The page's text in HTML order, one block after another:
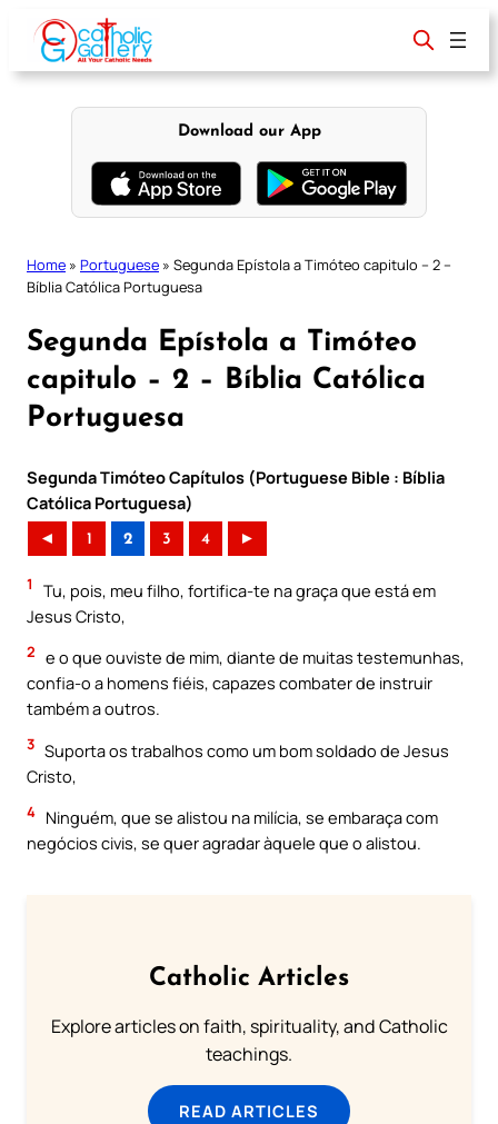
content
Download our App
Home » Portuguese » Segunda Epístola a Timóteo capitulo – 2 –
Bíblia Católica Portuguesa
Segunda Epístola a Timóteo
capitulo – 2 – Bíblia Católica
Portuguesa
Segunda Timóteo Capítulos (Portuguese Bible : Bíblia
Católica Portuguesa)
◄ 1 2 3 4 ►
1
Tu, pois, meu filho, fortifica-te na graça que está em
Jesus Cristo,
2 e o que ouviste de mim, diante de muitas testemunhas,
confia-o a homens fiéis, capazes combater de instruir
também a outros.
3 Suporta os trabalhos como um bom soldado de Jesus
Cristo,
4 Ninguém, que se alistou na milícia, se embaraça com
negócios civis, se quer agradar àquele que o alistou.
Catholic Articles
Explore articles on faith, spirituality, and Catholic
teachings.
READ ARTICLES